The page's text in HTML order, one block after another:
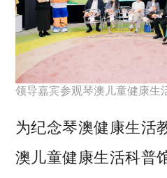
领导嘉宾参观琴澳儿童健康生
为纪念琴澳健康生活
澳儿童健康生活科普